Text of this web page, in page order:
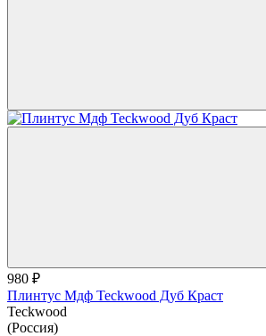
980 ₽
Плинтус Мдф Teckwood Дуб Краст
Teckwood
(Россия)